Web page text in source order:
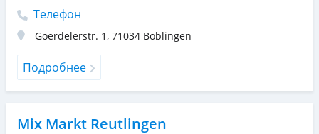
Телефон
Goerdelerstr. 1 , 71034 Böblingen
Подробнее
Mix Markt Reutlingen